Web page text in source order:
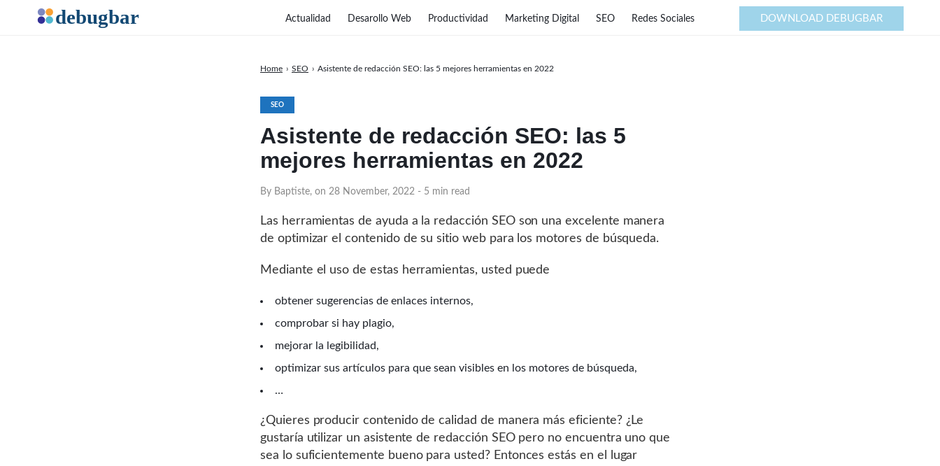
SEO
Asistente de redacción SEO: las 5
mejores herramientas en 2022
By Baptiste, on 28 November, 2022 - 5 min read
Home › SEO › Asistente de redacción SEO: las 5 mejores herramientas en 2022
Las herramientas de ayuda a la redacción SEO son una excelente manera
de optimizar el contenido de su sitio web para los motores de búsqueda.
Mediante el uso de estas herramientas, usted puede
obtener sugerencias de enlaces internos,
comprobar si hay plagio,
mejorar la legibilidad,
optimizar sus artículos para que sean visibles en los motores de búsqueda,
…
¿Quieres producir contenido de calidad de manera más eficiente? ¿Le
gustaría utilizar un asistente de redacción SEO pero no encuentra uno que
sea lo suficientemente bueno para usted? Entonces estás en el lugar
Actualidad Desarollo Web Productividad Marketing Digital SEO Redes Sociales DOWNLOAD DEBUGBAR